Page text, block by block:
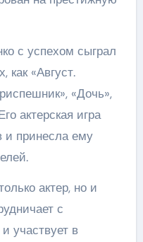
с успехом сыграл
как «Август.
«Дочь»,
актерская игра
и принесла ему
актер, но и
с
участвует в